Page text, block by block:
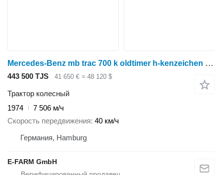
Mercedes-Benz mb trac 700 k oldtimer h-kenzeichen kipper
443 500 TJS 41 650 € ≈ 48 120 $
Трактор колесный
1974
7 506 м/ч
Скорость передвижения 40 км/ч
Германия, Hamburg
E-FARM GmbH